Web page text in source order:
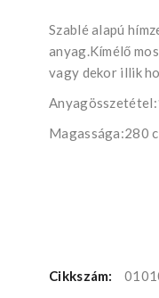
Szablé alapú
anyag.Kímélő
vagy dekor illik
Magassága:280
Cikkszám: